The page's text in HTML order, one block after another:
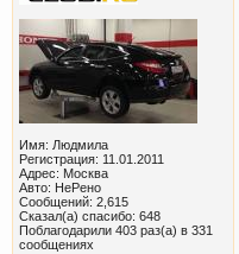
Имя: Людмила
Регистрация: 11.01.2011
Адрес: Москва
Авто: НеРено
Сообщений: 2,615
Сказал(а) спасибо: 648
Поблагодарили 403 раз(а) в 331
сообщениях